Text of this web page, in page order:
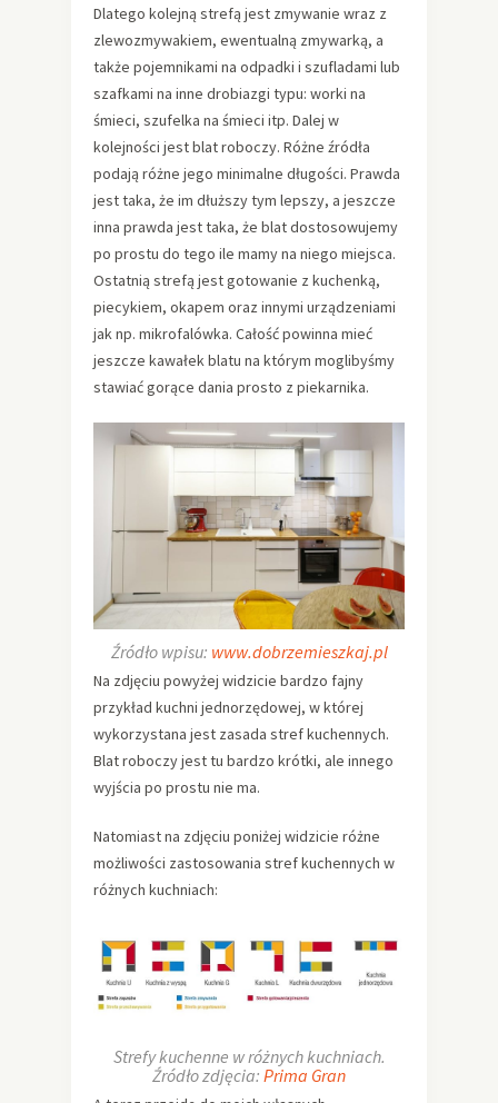
Dlatego kolejną strefą jest zmywanie wraz z
zlewozmywakiem, ewentualną zmywarką, a
także pojemnikami na odpadki i szufladami lub
szafkami na inne drobiazgi typu: worki na
śmieci, szufelka na śmieci itp. Dalej w
kolejności jest blat roboczy. Różne źródła
podają różne jego minimalne długości. Prawda
jest taka, że im dłuższy tym lepszy, a jeszcze
inna prawda jest taka, że blat dostosowujemy
po prostu do tego ile mamy na niego miejsca.
Ostatnią strefą jest gotowanie z kuchenką,
piecykiem, okapem oraz innymi urządzeniami
jak np. mikrofalówka. Całość powinna mieć
jeszcze kawałek blatu na którym moglibyśmy
stawiać gorące dania prosto z piekarnika.
Źródło wpisu: www.dobrzemieszkaj.pl
Na zdjęciu powyżej widzicie bardzo fajny
przykład kuchni jednorzędowej, w której
wykorzystana jest zasada stref kuchennych.
Blat roboczy jest tu bardzo krótki, ale innego
wyjścia po prostu nie ma.
Natomiast na zdjęciu poniżej widzicie różne
możliwości zastosowania stref kuchennych w
różnych kuchniach:
Strefy kuchenne w różnych kuchniach.
Źródło zdjęcia: Prima Gran